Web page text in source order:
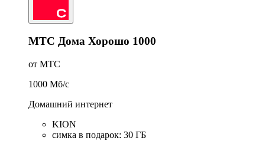
МТС Дома Хорошо 1000
от МТС
1000 Мб/c
Домашний интернет
KION
симка в подарок: 30 ГБ